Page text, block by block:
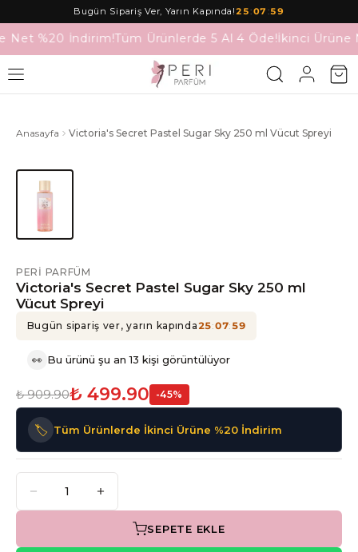
Bugün Sipariş Ver, Yarın Kapında!25:07 :59
Net %20 İndirim!Tüm Ürünlerde 5 Al 4 Öde!İkinci Ürüne
Anasayfa Victoria's Secret Pastel Sugar Sky 250 ml Vücut Spreyi
PERI PARFÜM
Victoria's Secret Pastel Sugar Sky 250 ml
Vücut Spreyi
Bugün sipariş ver, yarın kapında25:07:59
👀 Bu ürünü şu an 13 kişi görüntülüyor
₺ 909.90₺ 499.90 -45%
🏷️ Tüm Ürünlerde İkinci Ürüne %20 İndirim
SEPETE EKLE